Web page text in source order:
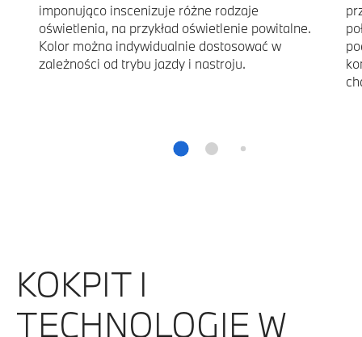
imponująco inscenizuje różne rodzaje
oświetlenia, na przykład oświetlenie powitalne.
Kolor można indywidualnie dostosować w
zależności od trybu jazdy i nastroju.
KOKPIT I
TECHNOLOGIE W